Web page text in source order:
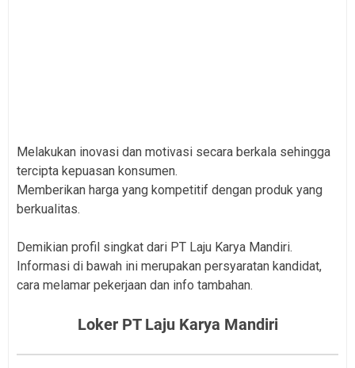
Melakukan inovasi dan motivasi secara berkala sehingga
tercipta kepuasan konsumen.
Memberikan harga yang kompetitif dengan produk yang
berkualitas.
Demikian profil singkat dari PT Laju Karya Mandiri.
Informasi di bawah ini merupakan persyaratan kandidat,
cara melamar pekerjaan dan info tambahan.
Loker PT Laju Karya Mandiri